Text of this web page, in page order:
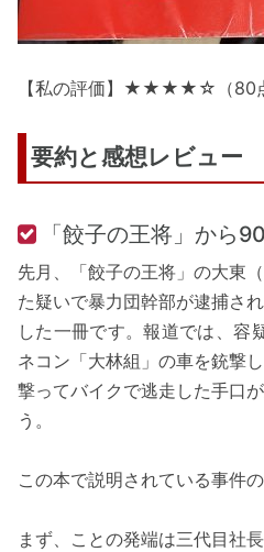
【私の評価】★★★★☆（80
要約と感想レビュー
「餃子の王将」から
先月、「餃子の王将」の大東
た疑いで暴力団幹部が逮捕さ
した一冊です。報道では、容
ネコン「大林組」の車を銃撃
撃ってバイクで逃走した手口
う。
この本で説明されている事件
まず、ことの発端は三代目社